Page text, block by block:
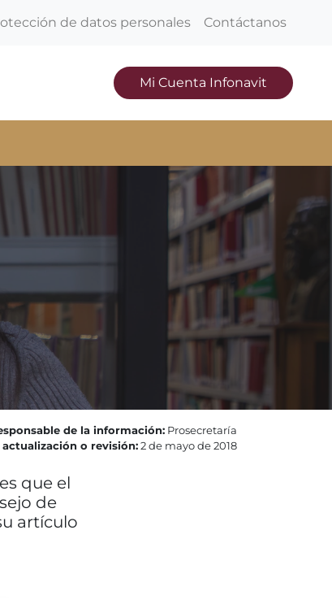
de datos personales Contáctanos
Mi Cuenta Infonavit
de la información: Prosecretaría
o revisión: 2 de mayo de 2018
que el
de
artículo